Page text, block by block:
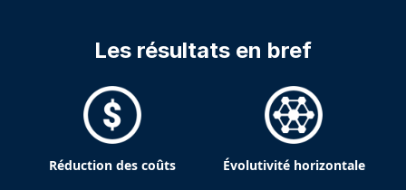
Les résultats en bref
Réduction des coûts Évolutivité horizontale